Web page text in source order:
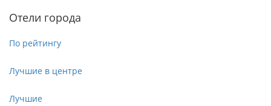
Отели города
По рейтингу
Лучшие в центре
Лучшие